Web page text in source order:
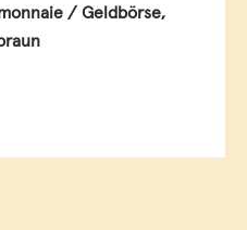
/ Geldbörse,